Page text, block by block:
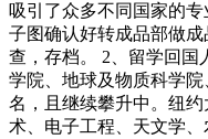
吸引了众多不同国家的
子图确认好转成品部做
查，存档。 2、留学回国
学院、地球及物质科学
名，且继续攀升中。纽
术、电子工程、天文学